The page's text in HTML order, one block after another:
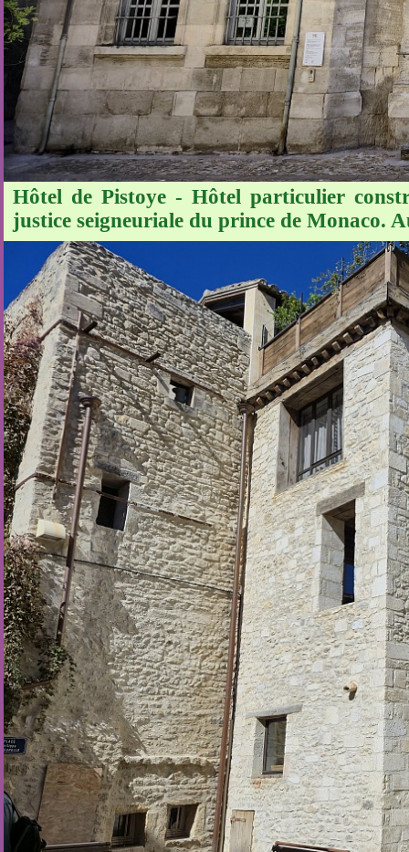
Hôtel de Pistoye - Hôtel particulier
justice seigneuriale du prince de Monaco.